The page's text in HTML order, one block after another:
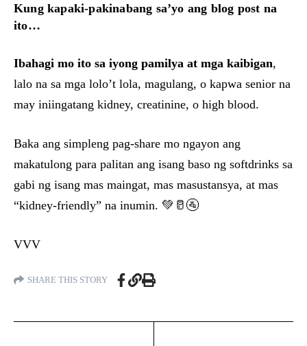
Kung kapaki-pakinabang sa’yo ang blog post na
ito…
Ibahagi mo ito sa iyong pamilya at mga kaibigan,
lalo na sa mga lolo’t lola, magulang, o kapwa senior na
may iniingatang kidney, creatinine, o high blood.
Baka ang simpleng pag-share mo ngayon ang
makatulong para palitan ang isang baso ng softdrinks sa
gabi ng isang mas maingat, mas masustansya, at mas
“kidney-friendly” na inumin. 💚🥛🚰
VVV
SHARE THIS STORY